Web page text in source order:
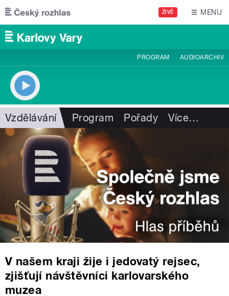
Přejít k hlavnímu obsahu
ŽIVĚ MENU
PROGRAM AUDIOARCHIV
Vzdělávání Program Pořady Více…
V našem kraji žije i jedovatý rejsec,
zjišťují návštěvníci karlovarského
muzea